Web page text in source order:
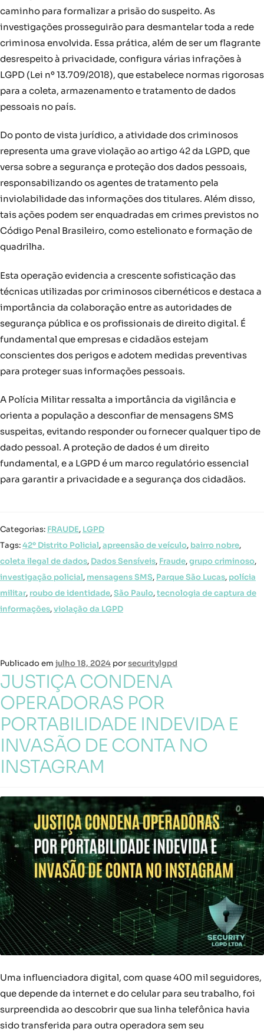
caminho para formalizar a prisão do suspeito. As
investigações prosseguirão para desmantelar toda a rede
criminosa envolvida. Essa prática, além de ser um flagrante
desrespeito à privacidade, configura várias infrações à
LGPD (Lei nº 13.709/2018), que estabelece normas rigorosas
para a coleta, armazenamento e tratamento de dados
pessoais no país.
Do ponto de vista jurídico, a atividade dos criminosos
representa uma grave violação ao artigo 42 da LGPD, que
versa sobre a segurança e proteção dos dados pessoais,
responsabilizando os agentes de tratamento pela
inviolabilidade das informações dos titulares. Além disso,
tais ações podem ser enquadradas em crimes previstos no
Código Penal Brasileiro, como estelionato e formação de
quadrilha.
Esta operação evidencia a crescente sofisticação das
técnicas utilizadas por criminosos cibernéticos e destaca a
importância da colaboração entre as autoridades de
segurança pública e os profissionais de direito digital. É
fundamental que empresas e cidadãos estejam
conscientes dos perigos e adotem medidas preventivas
para proteger suas informações pessoais.
A Polícia Militar ressalta a importância da vigilância e
orienta a população a desconfiar de mensagens SMS
suspeitas, evitando responder ou fornecer qualquer tipo de
dado pessoal. A proteção de dados é um direito
fundamental, e a LGPD é um marco regulatório essencial
para garantir a privacidade e a segurança dos cidadãos.
Categorias: FRAUDE, LGPD
Tags:42º Distrito Policial,apreensão de veículo, bairro nobre,
coleta ilegal de dados, Dados Sensíveis, Fraude,grupo criminoso,
investigação policial, mensagens SMS, Parque São Lucas, polícia
militar, roubo de identidade,São Paulo,tecnologia de captura de
informações,violação da LGPD
Publicado em julho 18, 2024 porsecuritylgpd
JUSTIÇA CONDENA
OPERADORAS POR
PORTABILIDADE INDEVIDA E
INVASÃO DE CONTA NO
INSTAGRAM
Uma influenciadora digital, com quase 400 mil seguidores,
que depende da internet e do celular para seu trabalho, foi
surpreendida ao descobrir que sua linha telefônica havia
sido transferida para outra operadora sem seu